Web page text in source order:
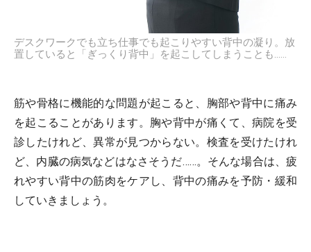
デスクワークでも立ち仕事でも起こりやすい背中の凝り。放
置していると「ぎっくり背中」を起こしてしまうことも……
筋や骨格に機能的な問題が起こると、胸部や背中に痛み
を起こることがあります。胸や背中が痛くて、病院を受
診したけれど、異常が見つからない。検査を受けたけれ
ど、内臓の病気などはなさそうだ……。そんな場合は、疲
れやすい背中の筋肉をケアし、背中の痛みを予防・緩和
していきましょう。